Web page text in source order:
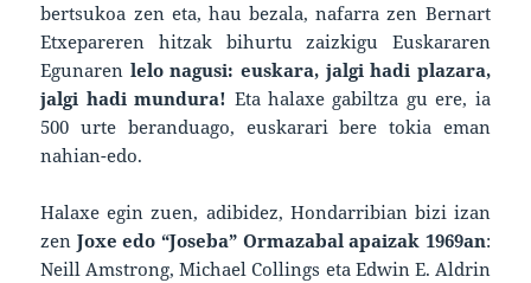
bertsukoa zen eta, hau bezala, nafarra zen Bernart
Etxepareren hitzak bihurtu zaizkigu Euskararen
Egunaren lelo nagusi: euskara, jalgi hadi plazara,
jalgi hadi mundura! Eta halaxe gabiltza gu ere, ia
500 urte beranduago, euskarari bere tokia eman
nahian-edo.
Halaxe egin zuen, adibidez, Hondarribian bizi izan
zen Joxe edo “Joseba” Ormazabal apaizak 1969an:
Neill Amstrong, Michael Collings eta Edwin E. Aldrin